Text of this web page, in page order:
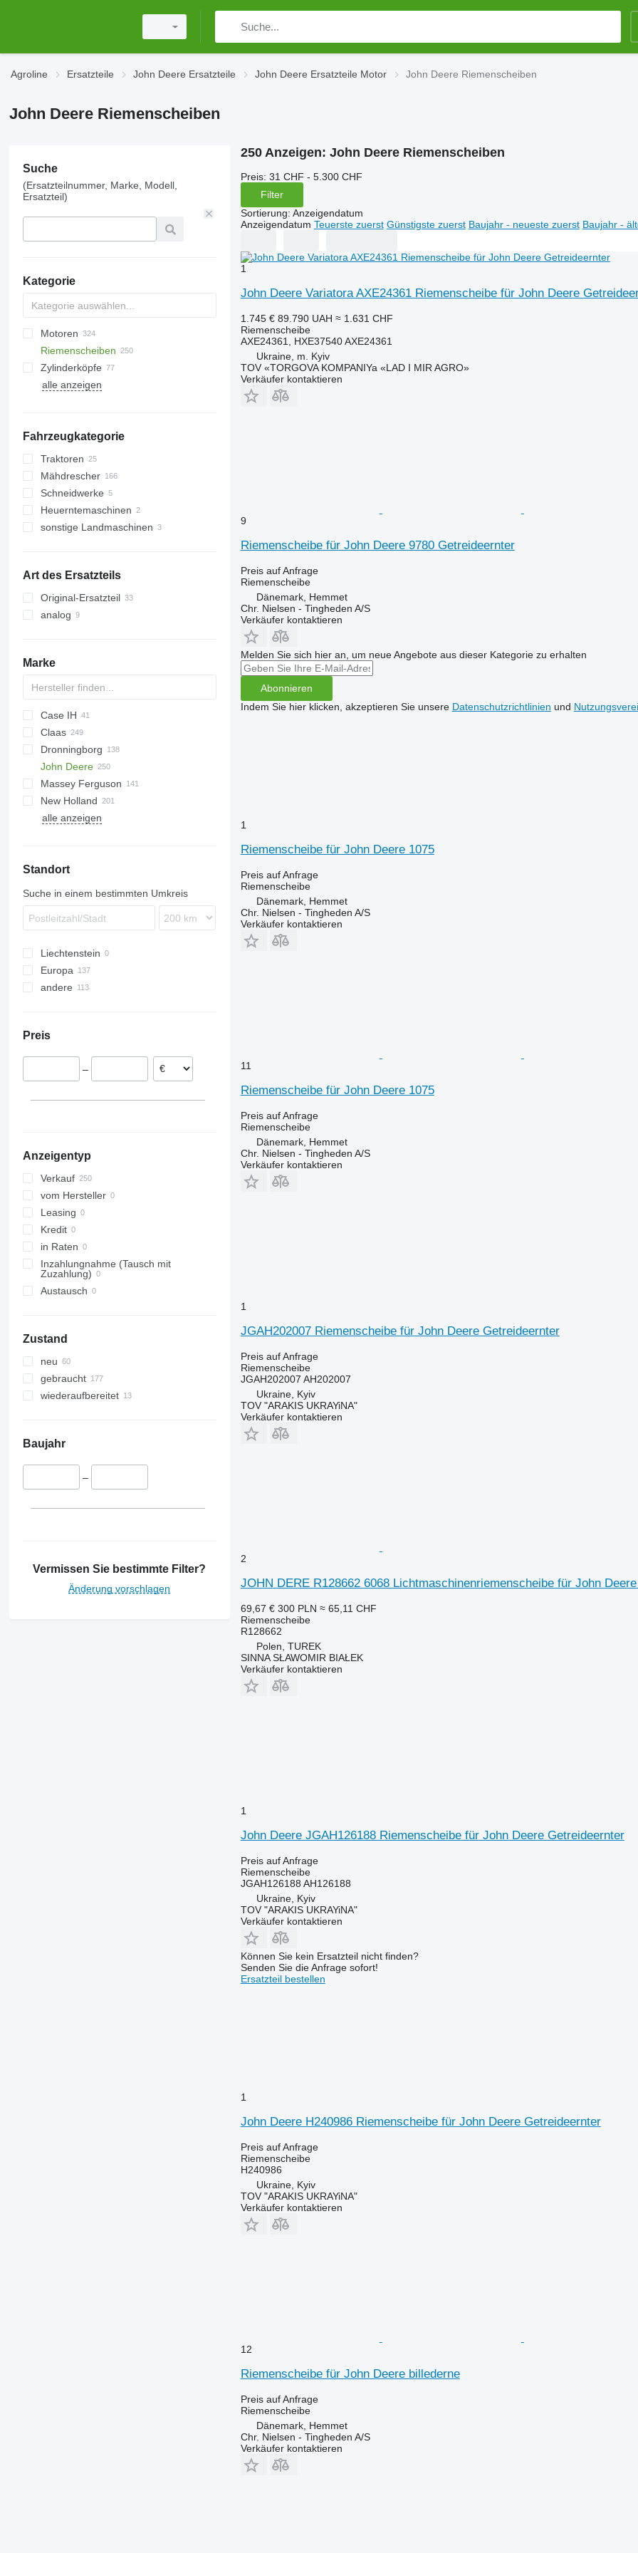
Agroline Ersatzteile John Deere Ersatzteile John Deere Ersatzteile Motor John Deere Riemenscheiben
John Deere Riemenscheiben
Suche
(Ersatzteilnummer, Marke, Modell,
Ersatzteil)
Kategorie
Motoren
Riemenscheiben
Zylinderköpfe
alle anzeigen
Fahrzeugkategorie
Traktoren
Radtraktoren
Raupentraktoren
Mähdrescher
Getreideernter
Feldhäcksler
sonstige Mähdrescher
Schneidwerke
Getreideschneidwerke
Heuerntemaschinen
Mähwerke
sonstige Landmaschinen
Art des Ersatzteils
Original-Ersatzteil
analog
Marke
Case IH
310
1460
1660
1680
2020
2388
5140
MXM
Puma
C-series
Claas
Ares
Arion
Atles
Commandor
Dominator
Medion
Mercator
Trion
BF
Dronningborg
D-series
F-series
3000
4000
5000
6610
John Deere
550
625R
955
1950
2058
6200
6300
6400
9500
9770 STS
9780
H-series
S690
T660
W550
W650
W660
3500
3650
Massey Ferguson
30
34
65
6499
7274
9280
9380
MC
MTX
New Holland
BB
E-series
LM
T-series
TF
TM
TN
Dorado
alle anzeigen
Standort
Suche in einem bestimmten Umkreis
Liechtenstein
Europa
Dänemark
andere
Preis
–
Anzeigentyp
Verkauf
vom Hersteller
Leasing
Kredit
in Raten
Inzahlungnahme (Tausch mit
Zuzahlung)
Austausch
Zustand
neu
gebraucht
wiederaufbereitet
Baujahr
–
Vermissen Sie bestimmte Filter?
Änderung vorschlagen
250 Anzeigen: John Deere Riemenscheiben
Preis: 31 CHF - 5.300 CHF
Filter
Sortierung: Anzeigendatum
Anzeigendatum Teuerste zuerst Günstigste zuerst Baujahr - neueste zuerst Baujahr -
1
John Deere Variatora AXE24361 Riemenscheibe für John Deere
1.745 € 89.790 UAH ≈ 1.631 CHF
Riemenscheibe
AXE24361, HXE37540 AXE24361
Ukraine, m. Kyiv
TOV «TORGOVA KOMPANIYa «LAD I MIR AGRO»
Verkäufer kontaktieren
9
Riemenscheibe für John Deere 9780 Getreideernter
Preis auf Anfrage
Riemenscheibe
Dänemark, Hemmet
Chr. Nielsen - Tingheden A/S
Verkäufer kontaktieren
Melden Sie sich hier an, um neue Angebote aus dieser Kategorie zu erhalten
Abonnieren
Indem Sie hier klicken, akzeptieren Sie unsere Datenschutzrichtlinien und
1
Riemenscheibe für John Deere 1075
Preis auf Anfrage
Riemenscheibe
Dänemark, Hemmet
Chr. Nielsen - Tingheden A/S
Verkäufer kontaktieren
11
Riemenscheibe für John Deere 1075
Preis auf Anfrage
Riemenscheibe
Dänemark, Hemmet
Chr. Nielsen - Tingheden A/S
Verkäufer kontaktieren
1
JGAH202007 Riemenscheibe für John Deere Getreideernter
Preis auf Anfrage
Riemenscheibe
JGAH202007 AH202007
Ukraine, Kyiv
TOV "ARAKIS UKRAYiNA"
Verkäufer kontaktieren
2
JOHN DERE R128662 6068 Lichtmaschinenriemenscheibe für John
69,67 € 300 PLN ≈ 65,11 CHF
Riemenscheibe
R128662
Polen, TUREK
SINNA SŁAWOMIR BIAŁEK
Verkäufer kontaktieren
1
John Deere JGAH126188 Riemenscheibe für John Deere Getreideernter
Preis auf Anfrage
Riemenscheibe
JGAH126188 AH126188
Ukraine, Kyiv
TOV "ARAKIS UKRAYiNA"
Verkäufer kontaktieren
Können Sie kein Ersatzteil nicht finden?
Senden Sie die Anfrage sofort!
Ersatzteil bestellen
1
John Deere H240986 Riemenscheibe für John Deere Getreideernter
Preis auf Anfrage
Riemenscheibe
H240986
Ukraine, Kyiv
TOV "ARAKIS UKRAYiNA"
Verkäufer kontaktieren
12
Riemenscheibe für John Deere billederne
Preis auf Anfrage
Riemenscheibe
Dänemark, Hemmet
Chr. Nielsen - Tingheden A/S
Verkäufer kontaktieren